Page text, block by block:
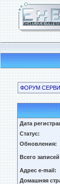
ФОРУМ
Дата
Статус:
Обновления:
Всего
Адрес e-mail:
Домашняя